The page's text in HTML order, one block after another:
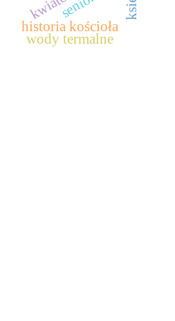
historia kościoła
wody termalne